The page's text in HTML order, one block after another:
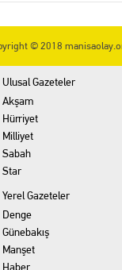
© 2018
Ulusal Gazeteler
Akşam
Hürriyet
Milliyet
Sabah
Star
Yerel Gazeteler
Denge
Günebakış
Manşet
Haber